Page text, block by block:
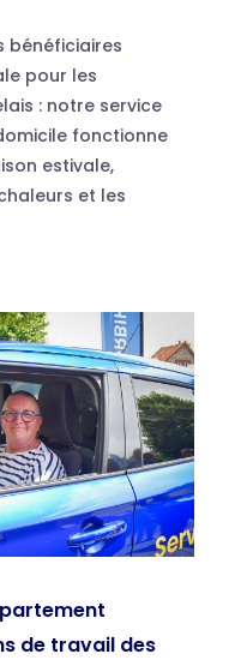
bénéficiaires
pour les
: notre service
fonctionne
estivale,
et les
de travail des